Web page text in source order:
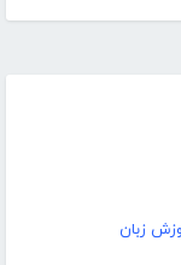
زبان